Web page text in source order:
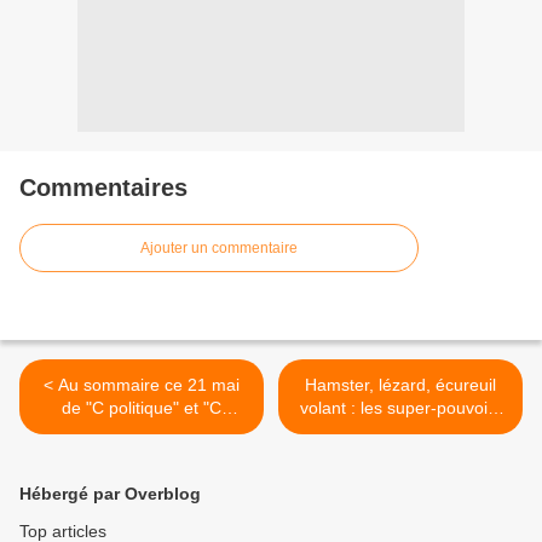
Commentaires
Ajouter un commentaire
< Au sommaire ce 21 mai
de "C politique" et "C
polémique" sur France 5
Hamster, lézard, écureuil
volant : les super-pouvoirs
des animaux dans E=M6 >
Hébergé par Overblog
Top articles